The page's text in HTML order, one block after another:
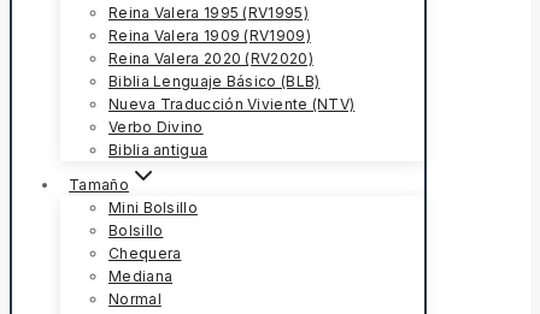
Reina Valera 1995 (RV1995)
Reina Valera 1909 (RV1909)
Reina Valera 2020 (RV2020)
Biblia Lenguaje Básico (BLB)
Nueva Traducción Viviente (NTV)
Verbo Divino
Biblia antigua
Tamaño
Mini Bolsillo
Bolsillo
Chequera
Mediana
Normal